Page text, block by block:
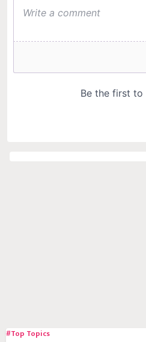
#Top Topics